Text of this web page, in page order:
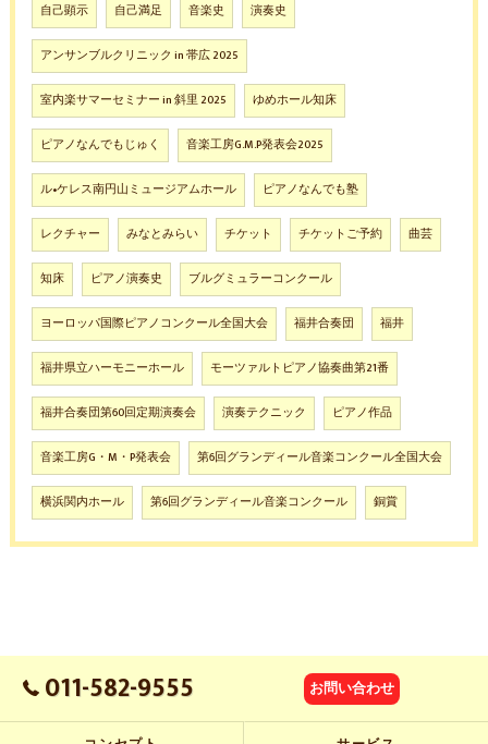
自己顕示 自己満足 音楽史 演奏史
アンサンブルクリニック in 帯広 2025
室内楽サマーセミナー in 斜里 2025 ゆめホール知床
ピアノなんでもじゅく 音楽工房G.M.P発表会2025
ル•ケレス南円山ミュージアムホール ピアノなんでも塾
レクチャー みなとみらい チケット チケットご予約 曲芸
知床 ピアノ演奏史 ブルグミュラーコンクール
ヨーロッパ国際ピアノコンクール全国大会 福井合奏団 福井
福井県立ハーモニーホール モーツァルトピアノ協奏曲第21番
福井合奏団第60回定期演奏会 演奏テクニック ピアノ作品
音楽工房G・M・P発表会 第6回グランディール音楽コンクール全国大会
横浜関内ホール 第6回グランディール音楽コンクール 銅賞
011-582-9555 お問い合わせ